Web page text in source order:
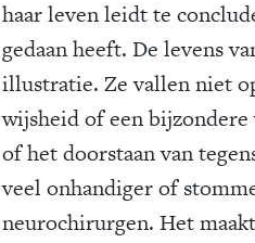
haar leven leidt te
gedaan heeft. De levens
illustratie. Ze vallen niet
wijsheid of een
of het doorstaan van
veel onhandiger of
neurochirurgen. Het